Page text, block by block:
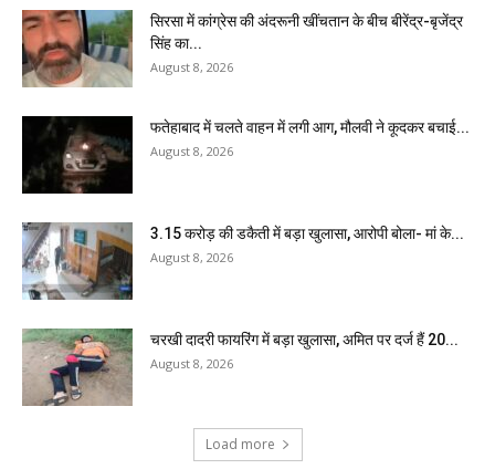
सिरसा में कांग्रेस की अंदरूनी खींचतान के बीच बीरेंद्र-बृजेंद्र
सिंह का...
August 8, 2026
फतेहाबाद में चलते वाहन में लगी आग, मौलवी ने कूदकर बचाई...
August 8, 2026
₹3.15 करोड़ की डकैती में बड़ा खुलासा, आरोपी बोला- मां के...
August 8, 2026
चरखी दादरी फायरिंग में बड़ा खुलासा, अमित पर दर्ज हैं 20...
August 8, 2026
Load more